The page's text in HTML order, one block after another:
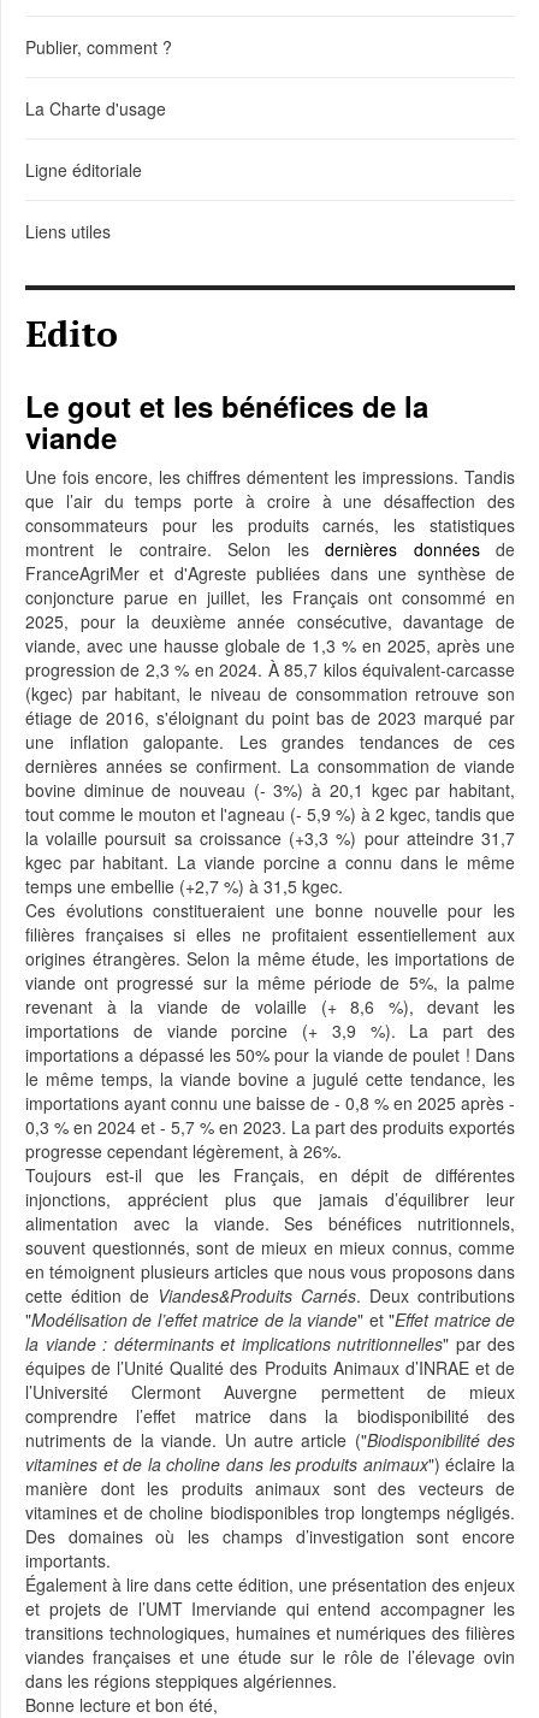
Publier, comment ?
La Charte d'usage
Ligne éditoriale
Liens utiles
Edito
Le gout et les bénéfices de la
viande
Une fois encore, les chiffres démentent les impressions. Tandis
que l’air du temps porte à croire à une désaffection des
consommateurs pour les produits carnés, les statistiques
montrent le contraire. Selon lesdernières donnéesde
FranceAgriMer et d'Agreste publiées dans une synthèse de
conjoncture parue en juillet, les Français ont consommé en
2025, pour la deuxième année consécutive, davantage de
viande, avec une hausse globale de 1,3 % en 2025, après une
progression de 2,3 % en 2024. À 85,7 kilos équivalent-carcasse
(kgec) par habitant, le niveau de consommation retrouve son
étiage de 2016, s'éloignant du point bas de 2023 marqué par
une inflation galopante. Les grandes tendances de ces
dernières années se confirment. La consommation de viande
bovine diminue de nouveau (- 3%) à 20,1 kgec par habitant,
tout comme le mouton et l'agneau (- 5,9 %) à 2 kgec, tandis que
la volaille poursuit sa croissance (+3,3 %) pour atteindre 31,7
kgec par habitant. La viande porcine a connu dans le même
temps une embellie (+2,7 %) à 31,5 kgec.
Ces évolutions constitueraient une bonne nouvelle pour les
filières françaises si elles ne profitaient essentiellement aux
origines étrangères. Selon la même étude, les importations de
viande ont progressé sur la même période de 5%, la palme
revenant à la viande de volaille (+ 8,6 %), devant les
importations de viande porcine (+ 3,9 %). La part des
importations a dépassé les 50% pour la viande de poulet ! Dans
le même temps, la viande bovine a jugulé cette tendance, les
importations ayant connu une baisse de - 0,8 % en 2025 après -
0,3 % en 2024 et - 5,7 % en 2023. La part des produits exportés
progresse cependant légèrement, à 26%.
Toujours est-il que les Français, en dépit de différentes
injonctions, apprécient plus que jamais d’équilibrer leur
alimentation avec la viande. Ses bénéfices nutritionnels,
souvent questionnés, sont de mieux en mieux connus, comme
en témoignent plusieurs articles que nous vous proposons dans
cette édition de Viandes&Produits Carnés. Deux contributions
"Modélisation de l’effet matrice de la viande" et "Effet matrice de
la viande : déterminants et implications nutritionnelles" par des
équipes de l’Unité Qualité des Produits Animaux d’INRAE et de
l’Université Clermont Auvergne permettent de mieux
comprendre l’effet matrice dans la biodisponibilité des
nutriments de la viande. Un autre article ("Biodisponibilité des
vitamines et de la choline dans les produits animaux") éclaire la
manière dont les produits animaux sont des vecteurs de
vitamines et de choline biodisponibles trop longtemps négligés.
Des domaines où les champs d’investigation sont encore
importants.
Également à lire dans cette édition, une présentation des enjeux
et projets de l’UMT Imerviande qui entend accompagner les
transitions technologiques, humaines et numériques des filières
viandes françaises et une étude sur le rôle de l’élevage ovin
dans les régions steppiques algériennes.
Bonne lecture et bon été,